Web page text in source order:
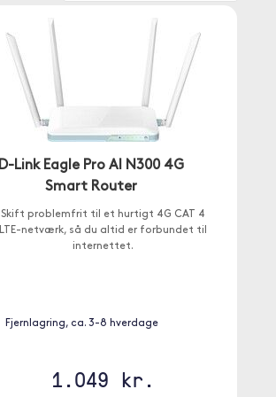
D-Link Eagle Pro AI N300 4G
Smart Router
Skift problemfrit til et hurtigt 4G CAT 4
LTE-netværk, så du altid er forbundet til
internettet.
Fjernlagring, ca. 3-8 hverdage
1.049 kr.